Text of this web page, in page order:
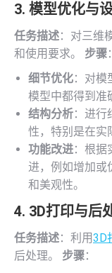
3. 模型优化与
任务描述：对三维
和使用要求。 步骤：
细节优化：对模
模型中都得到准
结构分析：进行
性，特别是在实
功能改进：根据
进，例如增加或
和美观性。
4. 3D打印与后
任务描述：利用3D
后处理。 步骤：